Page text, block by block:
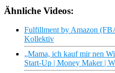
Ähnliche Videos:
Fulfillment by Amazon
Kollektiv
„Mama, ich kauf mir nen
Start-Up | Money Maker |